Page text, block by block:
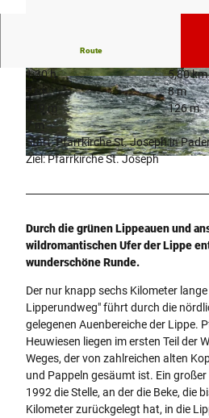
© Verkehrsverein Paderborn e.V., K. Schäfer |
© Verkehrsverein Paderborn e.V., K. Schäfer |
CC-BY
©
Route
1:30 h
5,80 km
7 m
8 m
119 m
126 m
7 m
Start: Pfarrkirche St. Joseph in
Ziel: Pfarrkirche St. Joseph
Durch die grünen Lippeauen und
wildromantischen Ufer der Lippe
wunderschöne Runde.
Der nur knapp sechs Kilometer
Lipperundweg" führt durch die
gelegenen Auenbereiche der Lippe.
Heuwiesen liegen im ersten Teil der
Weges, der von zahlreichen alten
und Pappeln gesäumt ist. Ein
1992 die Stelle, an der die Beke, die
Kilometer zurückgelegt hat, in die